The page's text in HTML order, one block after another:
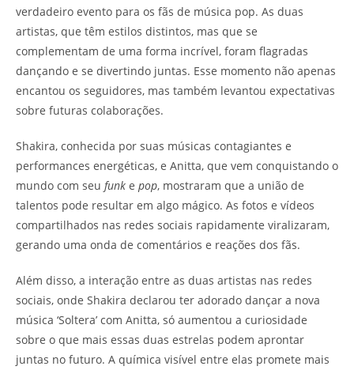
verdadeiro evento para os fãs de música pop. As duas
artistas, que têm estilos distintos, mas que se
complementam de uma forma incrível, foram flagradas
dançando e se divertindo juntas. Esse momento não apenas
encantou os seguidores, mas também levantou expectativas
sobre futuras colaborações.
Shakira, conhecida por suas músicas contagiantes e
performances energéticas, e Anitta, que vem conquistando o
mundo com seu funk e pop, mostraram que a união de
talentos pode resultar em algo mágico. As fotos e vídeos
compartilhados nas redes sociais rapidamente viralizaram,
gerando uma onda de comentários e reações dos fãs.
Além disso, a interação entre as duas artistas nas redes
sociais, onde Shakira declarou ter adorado dançar a nova
música ‘Soltera’ com Anitta, só aumentou a curiosidade
sobre o que mais essas duas estrelas podem aprontar
juntas no futuro. A química visível entre elas promete mais